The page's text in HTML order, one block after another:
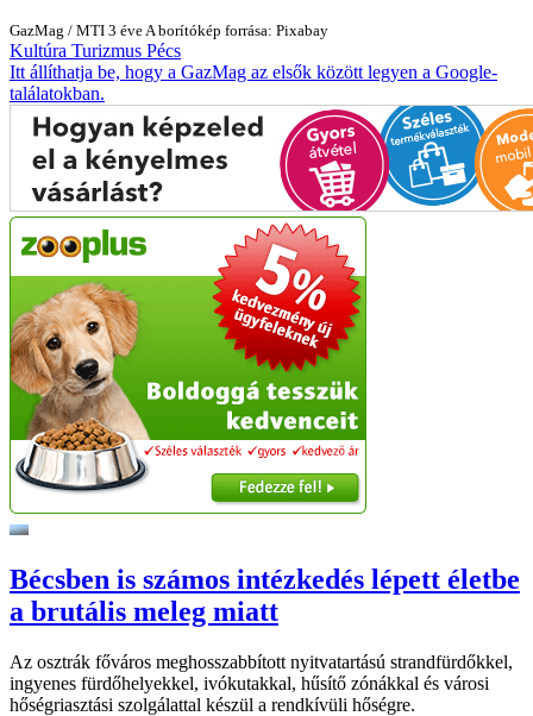
GazMag / MTI 3 éve A borítókép forrása: Pixabay
Kultúra Turizmus Pécs
Itt állíthatja be, hogy a GazMag az elsők között legyen a Google-
találatokban.
Bécsben is számos intézkedés lépett életbe
a brutális meleg miatt
Az osztrák főváros meghosszabbított nyitvatartású strandfürdőkkel,
ingyenes fürdőhelyekkel, ivókutakkal, hűsítő zónákkal és városi
hőségriasztási szolgálattal készül a rendkívüli hőségre.